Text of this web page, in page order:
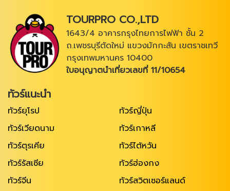
TOURPRO CO.,LTD
1643/4 อาคารกรุงไทยการไฟฟ้า ชั้น 2
ถ.เพชรบุรีตัดใหม่ แขวงมักกะสัน เขตราชเทวี
กรุงเทพมหานคร 10400
ใบอนุญาตนำเที่ยวเลขที่ 11/10654
ทัวร์แนะนำ
ทัวร์ยุโรป
ทัวร์ญี่ปุ่น
ทัวร์เวียดนาม
ทัวร์เกาหลี
ทัวร์ตุรเคีย
ทัวร์ไต้หวัน
ทัวร์รัสเซีย
ทัวร์ฮ่องกง
ทัวร์จีน
ทัวร์สวิตเซอร์แลนด์